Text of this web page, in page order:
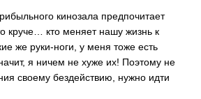
кинозала предпочитает
круче… кто меняет нашу жизнь к
же руки-ноги, у меня тоже есть
я ничем не хуже их! Поэтому не
своему бездействию, нужно идти